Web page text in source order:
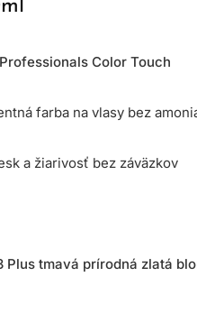
Color Touch
farba na vlasy bez
a žiarivosť bez záväzkov
Plus tmavá prírodná zlatá